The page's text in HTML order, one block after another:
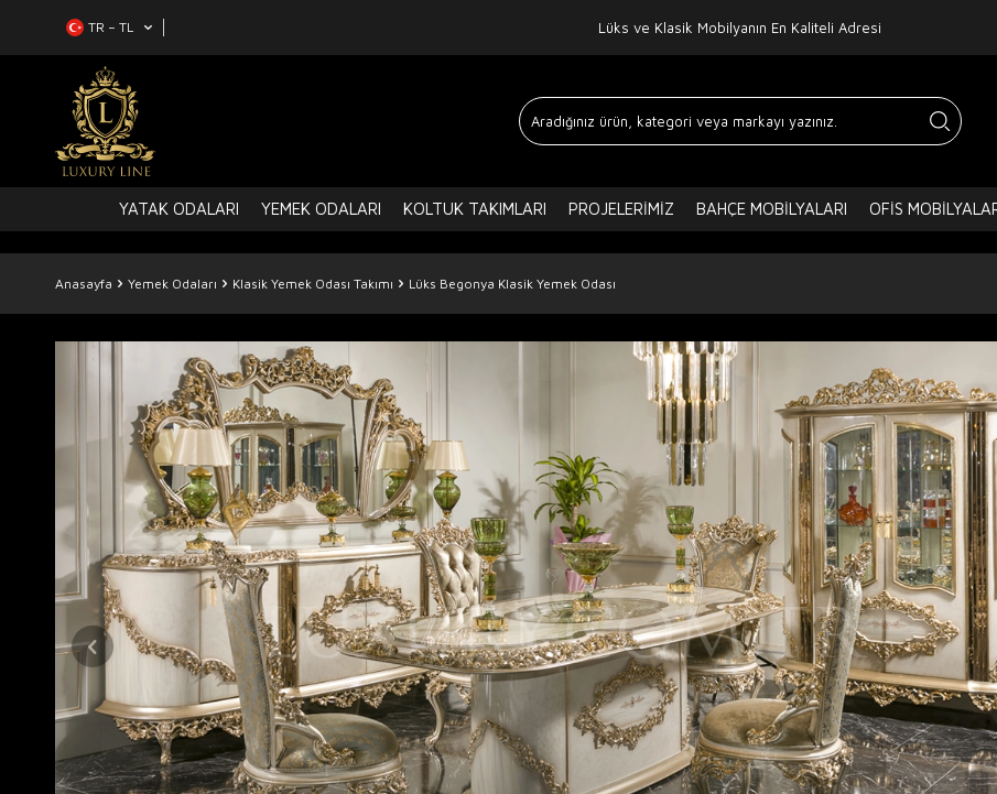
TR − TL Lüks ve Klasik Mobilyanın En Kaliteli Adresi
YATAK ODALARI YEMEK ODALARI KOLTUK TAKIMLARI PROJELERIMIZ BAHÇE MOBILYALARI OFIS
Anasayfa Yemek Odaları Klasik Yemek Odası Takımı Lüks Begonya Klasik Yemek Odası